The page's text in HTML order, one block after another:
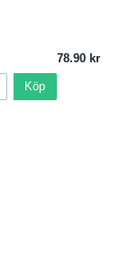
78.90
Köp